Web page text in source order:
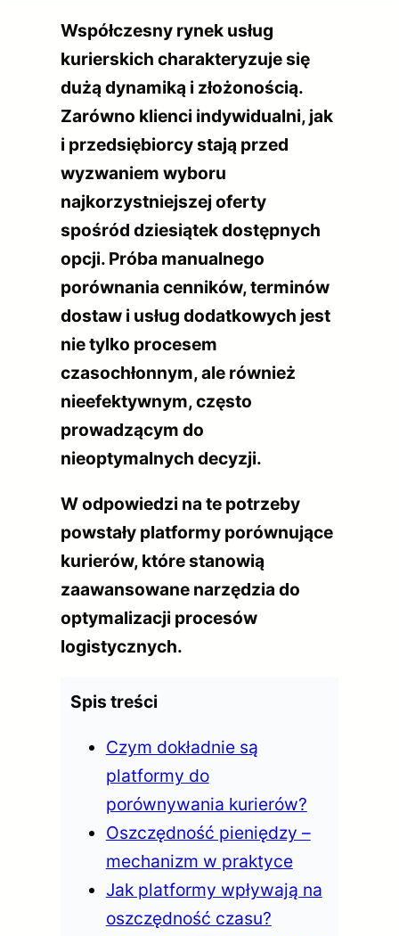
Współczesny rynek usług
kurierskich charakteryzuje się
dużą dynamiką i złożonością.
Zarówno klienci indywidualni, jak
i przedsiębiorcy stają przed
wyzwaniem wyboru
najkorzystniejszej oferty
spośród dziesiątek dostępnych
opcji. Próba manualnego
porównania cenników, terminów
dostaw i usług dodatkowych jest
nie tylko procesem
czasochłonnym, ale również
nieefektywnym, często
prowadzącym do
nieoptymalnych decyzji.
W odpowiedzi na te potrzeby
powstały platformy porównujące
kurierów, które stanowią
zaawansowane narzędzia do
optymalizacji procesów
logistycznych.
Spis treści
Czym dokładnie są
platformy do
porównywania kurierów?
Oszczędność pieniędzy –
mechanizm w praktyce
Jak platformy wpływają na
oszczędność czasu?